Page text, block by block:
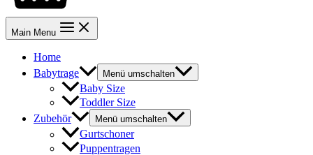
Main Menu
Home
Babytrage
Menü umschalten
Baby Size
Toddler Size
Zubehör
Menü umschalten
Gurtschoner
Puppentragen